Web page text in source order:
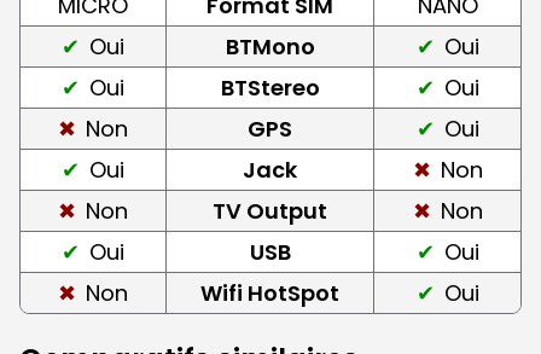
Oui
BTMono
Oui
Oui
BTStereo
Oui
Non
GPS
Oui
Oui
Jack
Non
Non
TV Output
Non
Oui
USB
Oui
Non
Wifi HotSpot Oui